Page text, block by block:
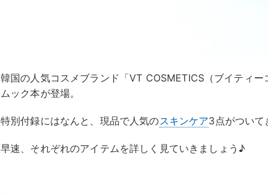
韓国の人気コスメブランド「VT COSMETICS（ブイティ
ムック本が登場。
特別付録にはなんと、現品で人気のスキンケア3点がついて
早速、それぞれのアイテムを詳しく見ていきましょう♪